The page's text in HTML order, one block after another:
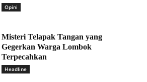
Opini
Misteri Telapak Tangan yang
Gegerkan Warga Lombok
Terpecahkan
Headline